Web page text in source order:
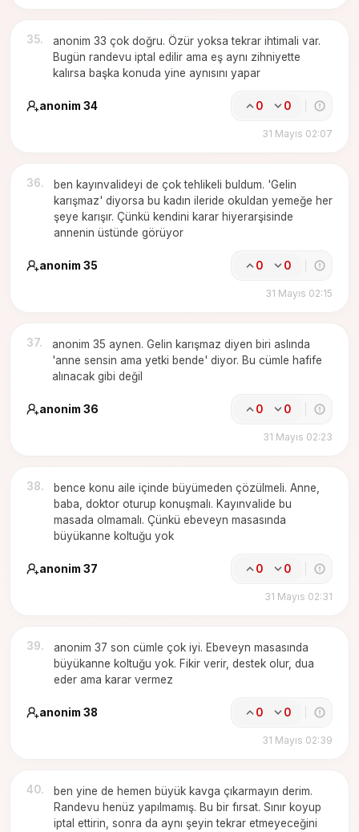
35.
anonim 33 çok doğru. Özür yoksa tekrar ihtimali var.
Bugün randevu iptal edilir ama eş aynı zihniyette
kalırsa başka konuda yine aynısını yapar
anonim 34 0 0
31 Mayıs 02:07
36.
ben kayınvalideyi de çok tehlikeli buldum. 'Gelin
karışmaz' diyorsa bu kadın ileride okuldan yemeğe her
şeye karışır. Çünkü kendini karar hiyerarşisinde
annenin üstünde görüyor
anonim 35 0 0
31 Mayıs 02:15
37.
anonim 35 aynen. Gelin karışmaz diyen biri aslında
'anne sensin ama yetki bende' diyor. Bu cümle hafife
alınacak gibi değil
anonim 36 0 0
31 Mayıs 02:23
38.
bence konu aile içinde büyümeden çözülmeli. Anne,
baba, doktor oturup konuşmalı. Kayınvalide bu
masada olmamalı. Çünkü ebeveyn masasında
büyükanne koltuğu yok
anonim 37 0 0
31 Mayıs 02:31
39.
anonim 37 son cümle çok iyi. Ebeveyn masasında
büyükanne koltuğu yok. Fikir verir, destek olur, dua
eder ama karar vermez
anonim 38 0 0
31 Mayıs 02:39
40.
ben yine de hemen büyük kavga çıkarmayın derim.
Randevu henüz yapılmamış. Bu bir fırsat. Sınır koyup
iptal ettirin, sonra da aynı şeyin tekrar etmeyeceğini